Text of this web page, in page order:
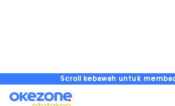
Scroll kebawah untuk